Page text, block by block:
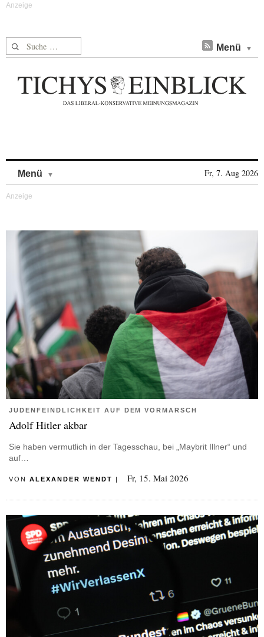
Suche nach: Menü
Menü Fr, 7. Aug 2026
JUDENFEINDLICHKEIT AUF DEM VORMARSCH
Adolf Hitler akbar
Sie haben vermutlich in der Tagesschau, bei „Maybrit Illner“ und
auf…
VON ALEXANDER WENDT | Fr, 15. Mai 2026